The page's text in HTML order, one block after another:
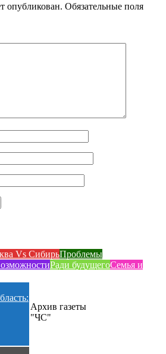
опубликован. Обязательные поля
Vs СибирьПроблемы
Ради будущегоСемья и
Архив газеты
"ЧС"